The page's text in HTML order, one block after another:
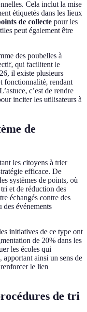
Cela inclut la mise
étiquetés dans les lieux
de collecte pour les
peut également être
des poubelles à
qui facilitent le
il existe plusieurs
fonctionnalité, rendant
c’est de rendre
inciter les utilisateurs à
de
les citoyens à trier
efficace. De
systèmes de points, où
et de réduction des
échangés contre des
des événements
initiatives de ce type ont
de 20% dans les
les écoles qui
ainsi un sens de
le lien
de tri